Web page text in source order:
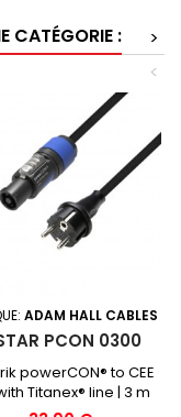
CATÉGORIE :
>
<
ADAM HALL CABLES
PCON 0300
powerCON® to CEE
Titanex® line | 3 m